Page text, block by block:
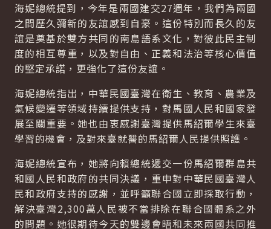
海妮總統提到，今年是兩國建交27週年，我們為兩國
之間歷久彌新的友誼感到自豪。這份特別而長久的友
誼是奠基於雙方共同的南島語系文化，對彼此民主制
度的相互尊重，以及對自由、正義和法治等核心價值
的堅定承諾，更強化了這份友誼。
海妮總統指出，中華民國臺灣在衛生、教育、農業及
氣候變遷等領域持續提供支持，對馬國人民和國家發
展至關重要。她也由衷感謝臺灣提供馬紹爾學生來臺
學習的機會，及對來臺就醫的馬紹爾人民提供照護。
海妮總統宣布，她將向賴總統遞交一份馬紹爾群島共
和國人民和政府的共同決議，重申對中華民國臺灣人
民和政府支持的感謝，並呼籲聯合國立即採取行動，
解決臺灣2,300萬人民被不當排除在聯合國體系之外
的問題。她很期待今天的雙邊會晤和未來兩國共同推